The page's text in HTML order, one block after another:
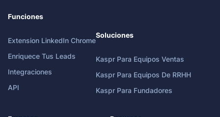
Funciones
Extension LinkedIn Chrome
Enriquece Tus Leads
Integraciones
API
Soluciones
Kaspr Para Equipos Ventas
Kaspr Para Equipos De RRHH
Kaspr Para Fundadores